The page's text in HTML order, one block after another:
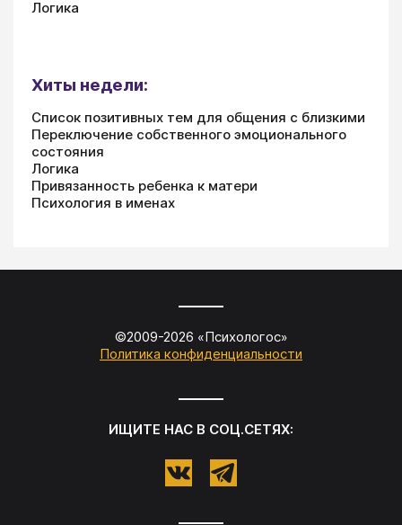
Логика
Хиты недели:
Список позитивных тем для общения с близкими
Переключение собственного эмоционального
состояния
Логика
Привязанность ребенка к матери
Психология в именах
©2009-2026 «Психологос»
Политика конфиденциальности
ИЩИТЕ НАС В СОЦ.СЕТЯХ: